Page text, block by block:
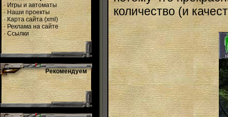
· Игры и автоматы
·Наши проекты
·Карта сайта(xml )
·Реклама на сайте
·Ссылки
Рекомендуем
количество (и